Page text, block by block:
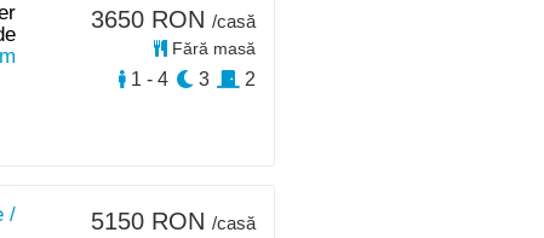
3650 RON /casă
Fără masă
1 - 4 3 2
/
5150 RON /casă